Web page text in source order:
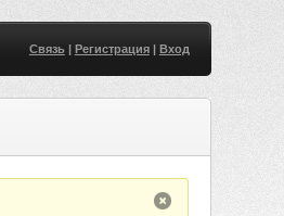
Связь| Регистрация| Вход